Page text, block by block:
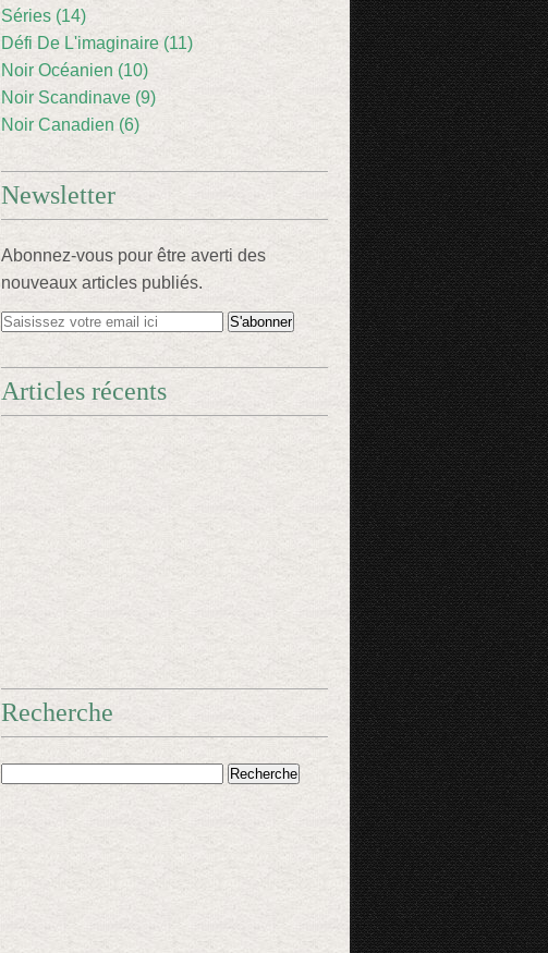
Séries (14)
Défi De L'imaginaire (11)
Noir Océanien (10)
Noir Scandinave (9)
Noir Canadien (6)
Newsletter
Abonnez-vous pour être averti des
nouveaux articles publiés.
Articles récents
Recherche